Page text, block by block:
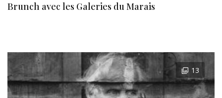
Brunch avec les Galeries du Marais
13